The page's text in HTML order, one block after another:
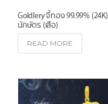
Goldlery จี้ทอง 99.99% (24K)
นักษัตร (เสือ)
READ MORE